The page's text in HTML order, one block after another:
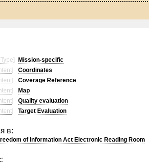
]
Mission-specific
]
Coordinates
]
Coverage Reference
]
Map
]
Quality evaluation
] Target Evaluation
в:
of Information Act Electronic Reading Room